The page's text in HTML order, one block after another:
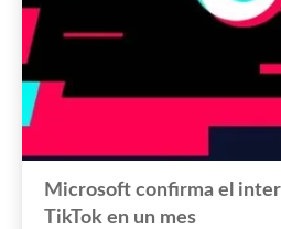
Microsoft confirma el
TikTok en un mes